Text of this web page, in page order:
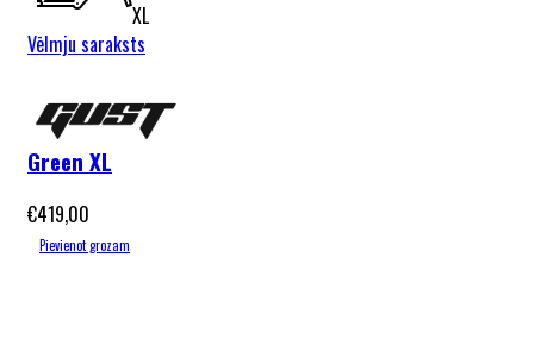
XL
Vēlmju saraksts
Gust Excel
2026
Green XL
€419,00
Pievienot grozam